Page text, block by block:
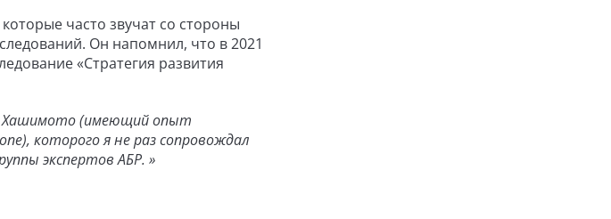
часто звучат со стороны
Он напомнил, что в 2021
«Стратегия развития
Хашимото (имеющий опыт
которого я не раз сопровождал
экспертов АБР. »